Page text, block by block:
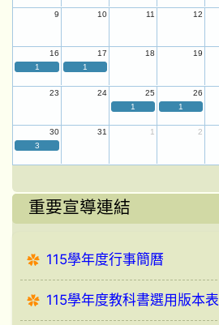
9 10 11 12
16 17 18 19
1
1
23 24 25 26
1
1
30 31 1 2
3
重要宣導連結
115學年度行事簡曆
115學年度教科書選用版本表